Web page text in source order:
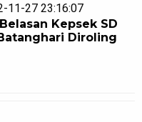
11-27 23:16:07
Kepsek SD
Diroling